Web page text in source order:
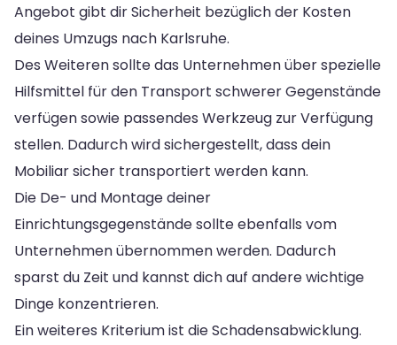
Angebot gibt dir Sicherheit bezüglich der Kosten
deines Umzugs nach Karlsruhe.
Des Weiteren sollte das Unternehmen über spezielle
Hilfsmittel für den Transport schwerer Gegenstände
verfügen sowie passendes Werkzeug zur Verfügung
stellen. Dadurch wird sichergestellt, dass dein
Mobiliar sicher transportiert werden kann.
Die De- und Montage deiner
Einrichtungsgegenstände sollte ebenfalls vom
Unternehmen übernommen werden. Dadurch
sparst du Zeit und kannst dich auf andere wichtige
Dinge konzentrieren.
Ein weiteres Kriterium ist die Schadensabwicklung.